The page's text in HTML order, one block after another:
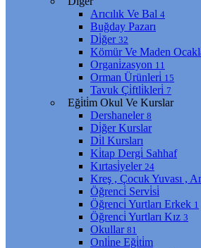
Arıcılık Ve Bal 4
Buğday Pazarı
Di̇ğer 32
Kömür Ve Maden
Organi̇zasyon 11
Orman Ürünleri̇ 15
Tavuk Çi̇ftli̇kleri̇ 7
Eği̇ti̇m Okul Ve Kurslar
Dershaneler 8
Di̇ğer Kurslar
Di̇l Kursları
Ki̇tap Dergi̇ Sahhaf
Kırtasi̇yeler 24
Kreş , Çocuk Yuvası ,
Öğrenci̇ Servi̇si̇
Öğrenci̇ Yurtları Erkek 1
Öğrenci̇ Yurtları Kız 3
Okullar 81
Onli̇ne Eği̇ti̇m